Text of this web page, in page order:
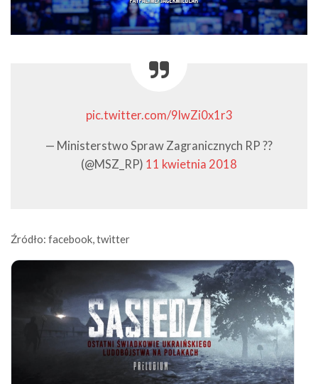
pic.twitter.com/9lwZi0x1r3
— Ministerstwo Spraw Zagranicznych RP ??
(@MSZ_RP) 11 kwietnia 2018
Źródło: facebook, twitter